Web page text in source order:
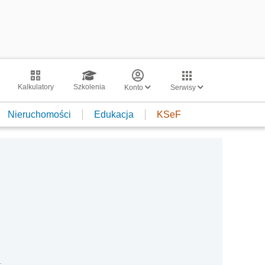
Kalkulatory Szkolenia Konto Serwisy
Nieruchomości Edukacja KSeF